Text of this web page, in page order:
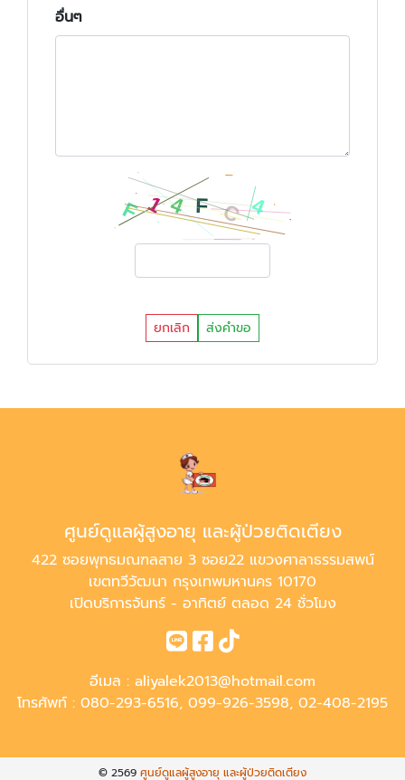
อื่นๆ
ยกเลิก ส่งคำขอ
ศูนย์ดูแลผู้สูงอายุ และผู้ป่วยติดเตียง
422 ซอยพุทธมณฑลสาย 3 ซอย22 แขวงศาลาธรรมสพน์
เขตทวีวัฒนา กรุงเทพมหานคร 10170
เปิดบริการจันทร์ - อาทิตย์ ตลอด 24 ชั่วโมง
อีเมล : aliyalek2013@hotmail.com
โทรศัพท์ : 080-293-6516, 099-926-3598, 02-408-2195
© 2569 ศูนย์ดูแลผู้สูงอายุ และผู้ป่วยติดเตียง